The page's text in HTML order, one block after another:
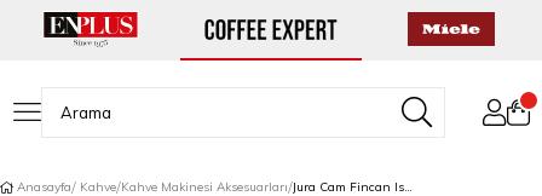
Anasayfa Kahve Kahve Makinesi Aksesuarları Jura Cam Fincan Isıtıcısı